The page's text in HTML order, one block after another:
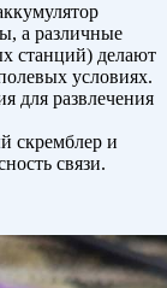
а различные
станций) делают
условиях.
для развлечения
скремблер и
связи.